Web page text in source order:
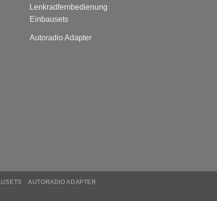
Lenkradfernbedienung
Einbausets
Autoradio Adapter
AUTORADIO ADAPTER